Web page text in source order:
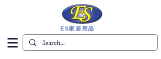
ES家居用品